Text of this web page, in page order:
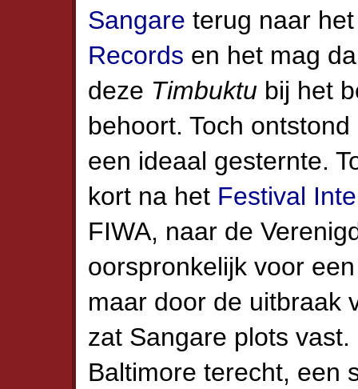
Sangare terug naar
Records en het mag
deze Timbuktu bij het
behoort. Toch
een ideaal gesternte.
kort na het Festival
FIWA, naar de
oorspronkelijk voor
maar door de uitbraak
zat Sangare plots
Baltimore terecht, een